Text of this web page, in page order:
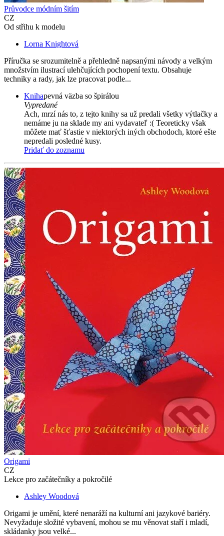
Průvodce módním šitím
CZ
Od střihu k modelu
Lorna Knightová
Příručka se srozumitelně a přehledně napsanými návody a velkým
množstvím ilustrací ulehčujících pochopení textu. Obsahuje
techniky a rady, jak lze pracovat podle...
Knihapevná väzba so špirálou
Vypredané
Ach, mrzí nás to, z tejto knihy sa už predali všetky výtlačky a
nemáme ju na sklade my ani vydavateľ :( Teoreticky však
môžete mať šťastie v niektorých iných obchodoch, ktoré ešte
nepredali posledné kusy.
Pridať do zoznamu
Origami
CZ
Lekce pro začátečníky a pokročilé
Ashley Woodová
Origami je umění, které nenaráží na kulturní ani jazykové bariéry.
Nevyžaduje složité vybavení, mohou se mu věnovat staří i mladí,
skládanky jsou velké...